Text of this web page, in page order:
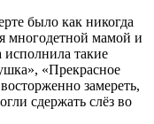
было как никогда
многодетной мамой и
такие
«Прекрасное
замереть,
сдержать слёз во